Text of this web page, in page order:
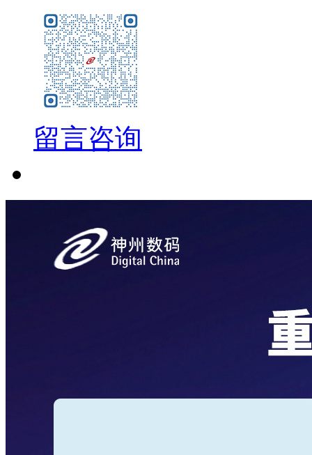
留言咨询